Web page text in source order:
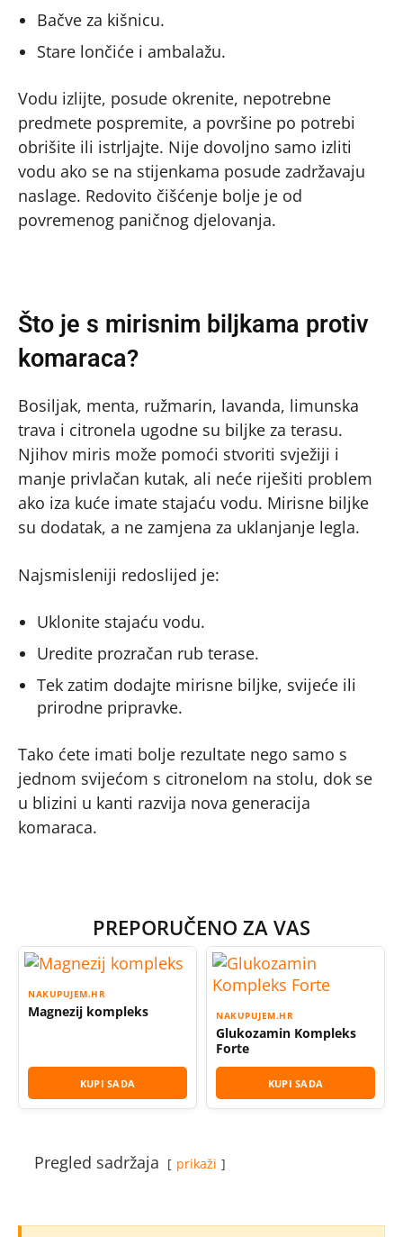
Bačve za kišnicu.
Stare lončiće i ambalažu.
Vodu izlijte, posude okrenite, nepotrebne
predmete pospremite, a površine po potrebi
obrišite ili istrljajte. Nije dovoljno samo izliti
vodu ako se na stijenkama posude zadržavaju
naslage. Redovito čišćenje bolje je od
povremenog paničnog djelovanja.
Što je s mirisnim biljkama protiv
komaraca?
Bosiljak, menta, ružmarin, lavanda, limunska
trava i citronela ugodne su biljke za terasu.
Njihov miris može pomoći stvoriti svježiji i
manje privlačan kutak, ali neće riješiti problem
ako iza kuće imate stajaću vodu. Mirisne biljke
su dodatak, a ne zamjena za uklanjanje legla.
Najsmisleniji redoslijed je:
Uklonite stajaću vodu.
Uredite prozračan rub terase.
Tek zatim dodajte mirisne biljke, svijeće ili
prirodne pripravke.
Tako ćete imati bolje rezultate nego samo s
jednom svijećom s citronelom na stolu, dok se
u blizini u kanti razvija nova generacija
komaraca.
PREPORUČENO ZA VAS
NAKUPUJEM.HR
Magnezij kompleks
KUPI SADA
NAKUPUJEM.HR
Glukozamin Kompleks
Forte
KUPI SADA
Pregled sadržaja prikaži